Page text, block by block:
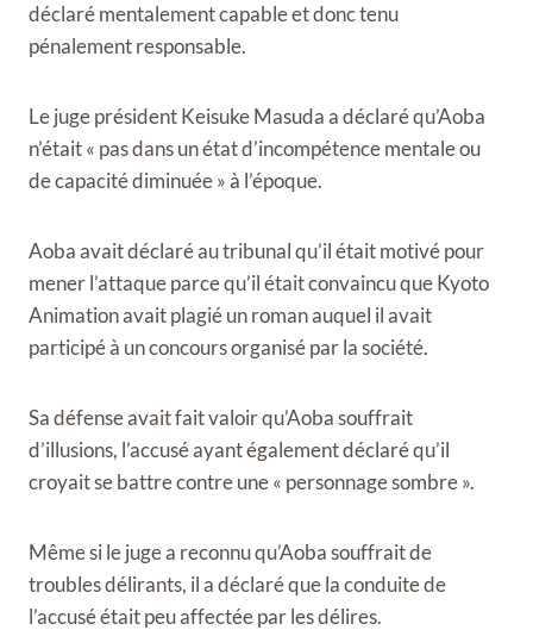
déclaré mentalement capable et donc tenu
pénalement responsable.
Le juge président Keisuke Masuda a déclaré qu’Aoba
n’était « pas dans un état d’incompétence mentale ou
de capacité diminuée » à l’époque.
Aoba avait déclaré au tribunal qu’il était motivé pour
mener l’attaque parce qu’il était convaincu que Kyoto
Animation avait plagié un roman auquel il avait
participé à un concours organisé par la société.
Sa défense avait fait valoir qu’Aoba souffrait
d’illusions, l’accusé ayant également déclaré qu’il
croyait se battre contre une « personnage sombre ».
Même si le juge a reconnu qu’Aoba souffrait de
troubles délirants, il a déclaré que la conduite de
l’accusé était peu affectée par les délires.